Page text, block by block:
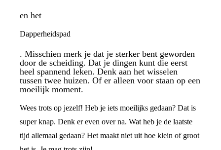
en het
Dapperheidspad
. Misschien merk je dat je sterker bent geworden
door de scheiding. Dat je dingen kunt die eerst
heel spannend leken. Denk aan het wisselen
tussen twee huizen. Of er alleen voor staan op een
moeilijk moment.
Wees trots op jezelf! Heb je iets moeilijks gedaan? Dat is
super knap. Denk er even over na. Wat heb je de laatste
tijd allemaal gedaan? Het maakt niet uit hoe klein of groot